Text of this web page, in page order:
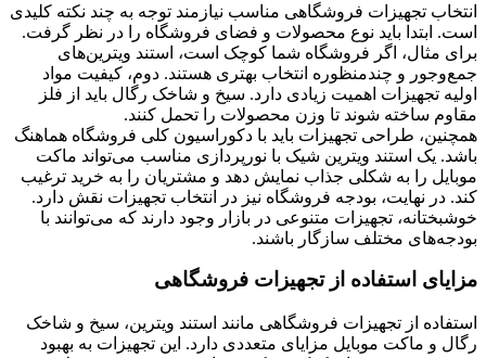
انتخاب تجهیزات فروشگاهی مناسب نیازمند توجه به چند نکته کلیدی
است. ابتدا باید نوع محصولات و فضای فروشگاه را در نظر گرفت.
برای مثال، اگر فروشگاه شما کوچک است، استند ویترین‌های
جمع‌وجور و چندمنظوره انتخاب بهتری هستند. دوم، کیفیت مواد
اولیه تجهیزات اهمیت زیادی دارد. سیخ و شاخک رگال باید از فلز
مقاوم ساخته شوند تا وزن محصولات را تحمل کنند.
همچنین، طراحی تجهیزات باید با دکوراسیون کلی فروشگاه هماهنگ
باشد. یک استند ویترین شیک با نورپردازی مناسب می‌تواند ماکت
موبایل را به شکلی جذاب نمایش دهد و مشتریان را به خرید ترغیب
کند. در نهایت، بودجه فروشگاه نیز در انتخاب تجهیزات نقش دارد.
خوشبختانه، تجهیزات متنوعی در بازار وجود دارند که می‌توانند با
بودجه‌های مختلف سازگار باشند.
مزایای استفاده از تجهیزات فروشگاهی
استفاده از تجهیزات فروشگاهی مانند استند ویترین، سیخ و شاخک
رگال و ماکت موبایل مزایای متعددی دارد. این تجهیزات به بهبود